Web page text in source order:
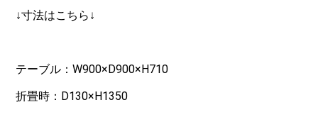
↓寸法はこちら↓
テーブル：W900×D900×H710
折畳時：D130×H1350